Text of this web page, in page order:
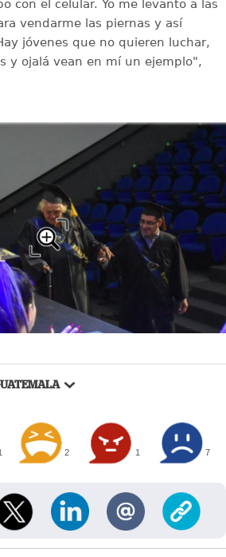
con el celular. Yo me levanto a las
vendarme las piernas y así
jóvenes que no quieren luchar,
y ojalá vean en mí un ejemplo",
2 1 7